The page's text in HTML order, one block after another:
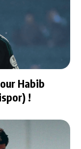
Habib
!